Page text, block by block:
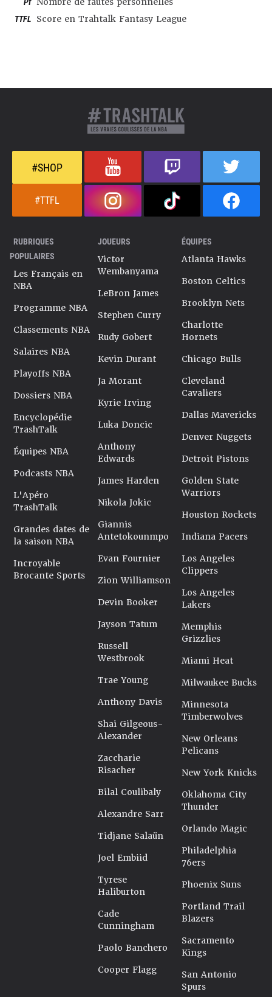
TTFL Score en Trahtalk Fantasy League
#SHOP
#TTFL
RUBRIQUES
POPULAIRES
Les Français en
NBA
Programme NBA
Classements NBA
Salaires NBA
Playoffs NBA
Dossiers NBA
Encyclopédie
TrashTalk
Équipes NBA
Podcasts NBA
L'Apéro
TrashTalk
Grandes dates de
la saison NBA
Incroyable
Brocante Sports
JOUEURS
Victor
Wembanyama
LeBron James
Stephen Curry
Rudy Gobert
Kevin Durant
Ja Morant
Kyrie Irving
Luka Doncic
Anthony
Edwards
James Harden
Nikola Jokic
Giannis
Antetokounmpo
Evan Fournier
Zion Williamson
Devin Booker
Jayson Tatum
Russell
Westbrook
Trae Young
Anthony Davis
Shai Gilgeous-
Alexander
Zaccharie
Risacher
Bilal Coulibaly
Alexandre Sarr
Tidjane Salaün
Joel Embiid
Tyrese
Haliburton
Cade
Cunningham
Paolo Banchero
Cooper Flagg
ÉQUIPES
Atlanta Hawks
Boston Celtics
Brooklyn Nets
Charlotte
Hornets
Chicago Bulls
Cleveland
Cavaliers
Dallas Mavericks
Denver Nuggets
Detroit Pistons
Golden State
Warriors
Houston Rockets
Indiana Pacers
Los Angeles
Clippers
Los Angeles
Lakers
Memphis
Grizzlies
Miami Heat
Milwaukee Bucks
Minnesota
Timberwolves
New Orleans
Pelicans
New York Knicks
Oklahoma City
Thunder
Orlando Magic
Philadelphia
76ers
Phoenix Suns
Portland Trail
Blazers
Sacramento
Kings
San Antonio
Spurs